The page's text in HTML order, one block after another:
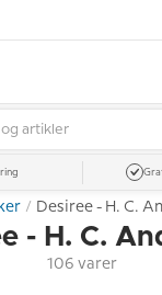
Desiree - H. C.
- H. C.
106 varer